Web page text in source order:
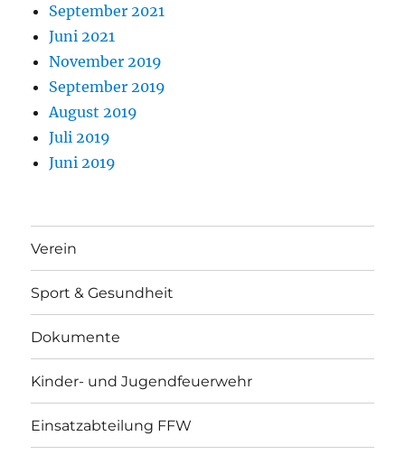
September 2021
Juni 2021
November 2019
September 2019
August 2019
Juli 2019
Juni 2019
Verein
Sport & Gesundheit
Dokumente
Kinder- und Jugendfeuerwehr
Einsatzabteilung FFW